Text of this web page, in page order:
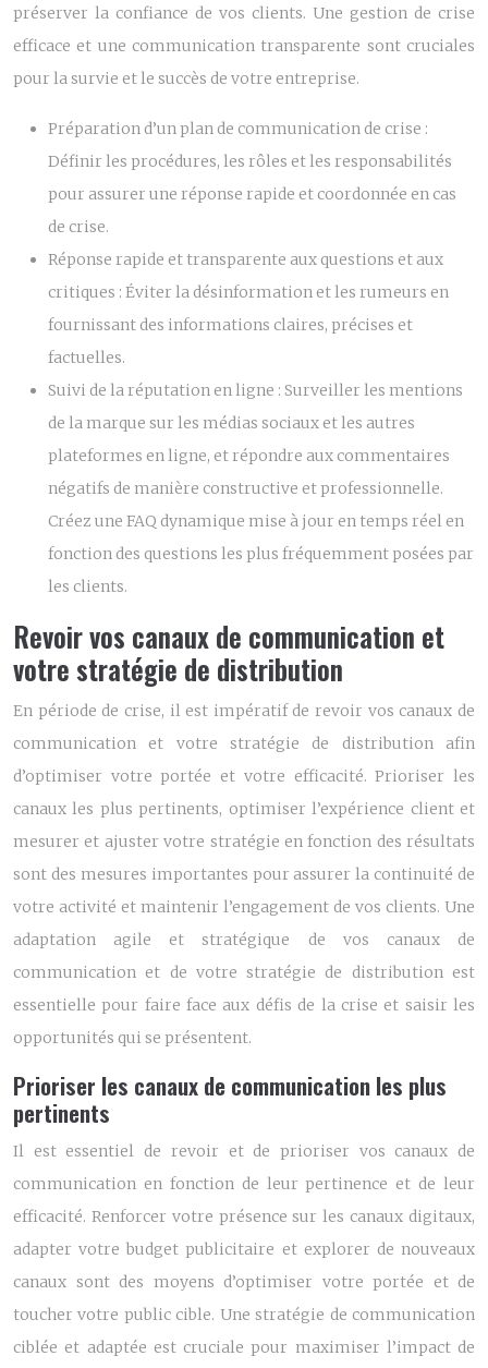
préserver la confiance de vos clients. Une gestion de crise
efficace et une communication transparente sont cruciales
pour la survie et le succès de votre entreprise.
Préparation d’un plan de communication de crise :
Définir les procédures, les rôles et les responsabilités
pour assurer une réponse rapide et coordonnée en cas
de crise.
Réponse rapide et transparente aux questions et aux
critiques : Éviter la désinformation et les rumeurs en
fournissant des informations claires, précises et
factuelles.
Suivi de la réputation en ligne : Surveiller les mentions
de la marque sur les médias sociaux et les autres
plateformes en ligne, et répondre aux commentaires
négatifs de manière constructive et professionnelle.
Créez une FAQ dynamique mise à jour en temps réel en
fonction des questions les plus fréquemment posées par
les clients.
Revoir vos canaux de communication et
votre stratégie de distribution
En période de crise, il est impératif de revoir vos canaux de
communication et votre stratégie de distribution afin
d’optimiser votre portée et votre efficacité. Prioriser les
canaux les plus pertinents, optimiser l’expérience client et
mesurer et ajuster votre stratégie en fonction des résultats
sont des mesures importantes pour assurer la continuité de
votre activité et maintenir l’engagement de vos clients. Une
adaptation agile et stratégique de vos canaux de
communication et de votre stratégie de distribution est
essentielle pour faire face aux défis de la crise et saisir les
opportunités qui se présentent.
Prioriser les canaux de communication les plus
pertinents
Il est essentiel de revoir et de prioriser vos canaux de
communication en fonction de leur pertinence et de leur
efficacité. Renforcer votre présence sur les canaux digitaux,
adapter votre budget publicitaire et explorer de nouveaux
canaux sont des moyens d’optimiser votre portée et de
toucher votre public cible. Une stratégie de communication
ciblée et adaptée est cruciale pour maximiser l’impact de